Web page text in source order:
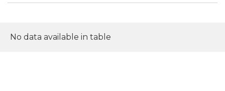
No data available in table